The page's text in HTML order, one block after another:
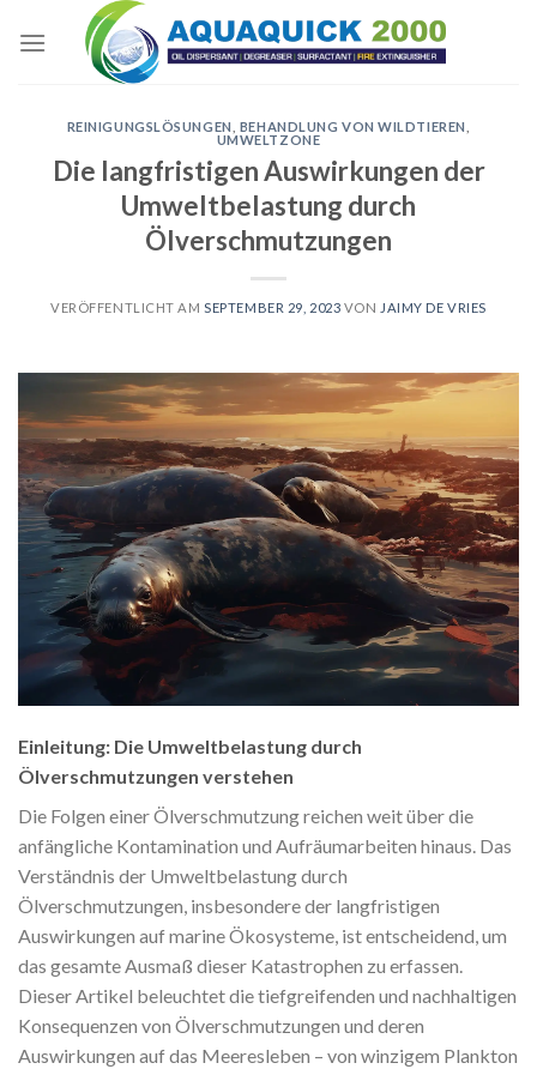
REINIGUNGSLÖSUNGEN BEHANDLUNG VON WILDTIEREN
UMWELTZONE
Die langfristigen Auswirkungen der
Umweltbelastung durch
Ölverschmutzungen
VERÖFFENTLICHT AM SEPTEMBER 29, 2023 VON JAIMY DE VRIES
Einleitung: Die Umweltbelastung durch
Ölverschmutzungen verstehen
Die Folgen einer Ölverschmutzung reichen weit über die
anfängliche Kontamination und Aufräumarbeiten hinaus. Das
Verständnis der Umweltbelastung durch
Ölverschmutzungen, insbesondere der langfristigen
Auswirkungen auf marine Ökosysteme, ist entscheidend, um
das gesamte Ausmaß dieser Katastrophen zu erfassen.
Dieser Artikel beleuchtet die tiefgreifenden und nachhaltigen
Konsequenzen von Ölverschmutzungen und deren
Auswirkungen auf das Meeresleben – von winzigem Plankton